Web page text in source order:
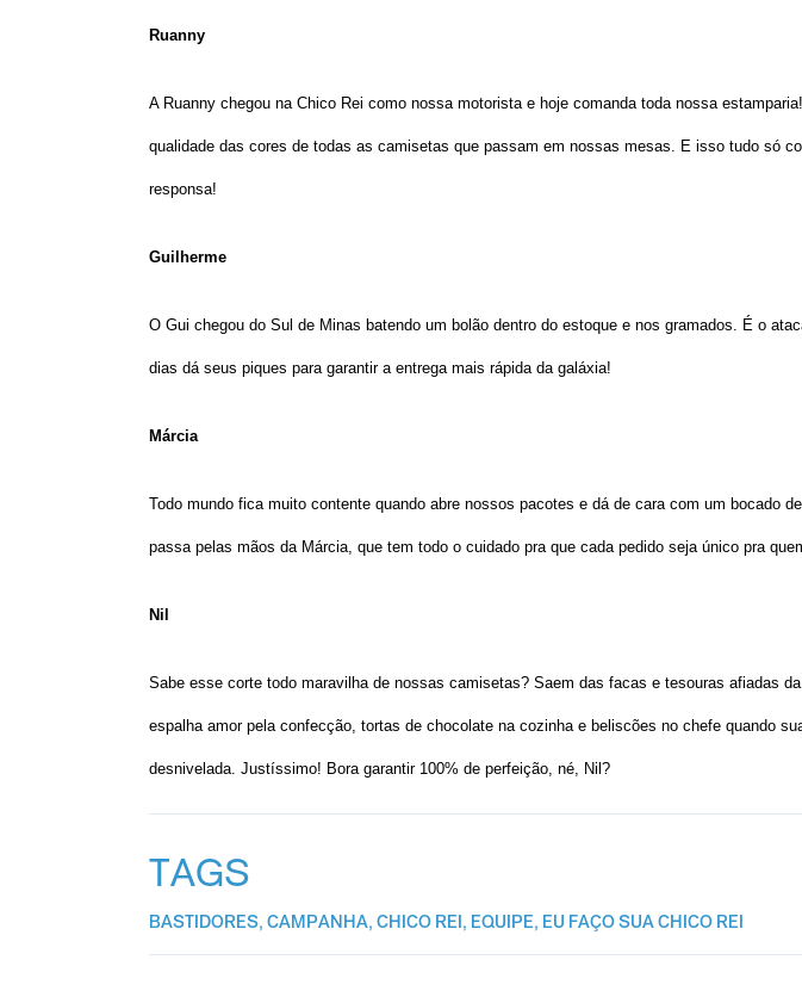
Ruanny
A Ruanny chegou na Chico Rei como nossa motorista e hoje comanda toda nossa
qualidade das cores de todas as camisetas que passam em nossas mesas. E isso tudo só
responsa!
Guilherme
O Gui chegou do Sul de Minas batendo um bolão dentro do estoque e nos gramados. É o
dias dá seus piques para garantir a entrega mais rápida da galáxia!
Márcia
Todo mundo fica muito contente quando abre nossos pacotes e dá de cara com um bocado
passa pelas mãos da Márcia, que tem todo o cuidado pra que cada pedido seja único pra
Nil
Sabe esse corte todo maravilha de nossas camisetas? Saem das facas e tesouras afiadas
espalha amor pela confecção, tortas de chocolate na cozinha e beliscões no chefe quando
desnivelada. Justíssimo! Bora garantir 100% de perfeição, né, Nil?
TAGS
BASTIDORES,CAMPANHA,CHICO REI , EQUIPE, EU FAÇO SUA CHICO REI